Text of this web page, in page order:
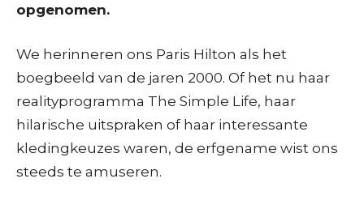
opgenomen.
We herinneren ons Paris Hilton als het
boegbeeld van de jaren 2000. Of het nu haar
realityprogramma The Simple Life, haar
hilarische uitspraken of haar interessante
kledingkeuzes waren, de erfgename wist ons
steeds te amuseren.